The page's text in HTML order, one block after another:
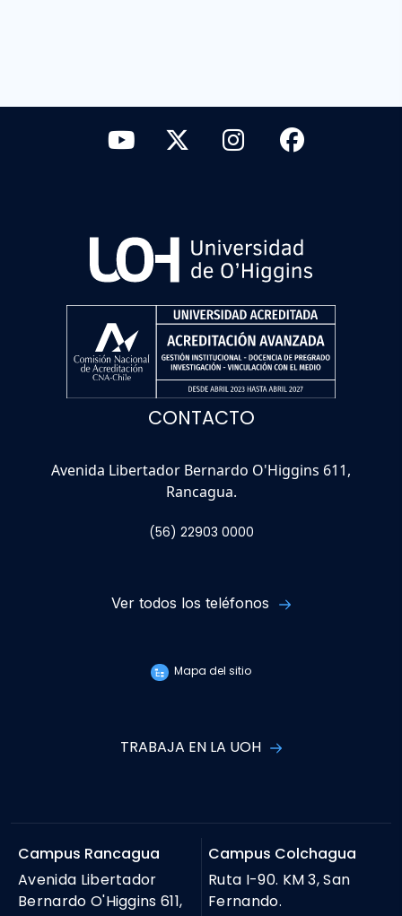
CONTACTO
Avenida Libertador Bernardo O'Higgins 611,
Rancagua.
(56) 22903 0000
Ver todos los teléfonos
Mapa del sitio
TRABAJA EN LA UOH
Campus Rancagua
Avenida Libertador
Bernardo O'Higgins 611,
Campus Colchagua
Ruta I-90. KM 3, San
Fernando.